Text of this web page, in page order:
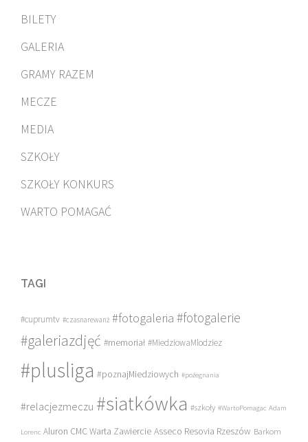
BILETY
GALERIA
GRAMY RAZEM
MECZE
MEDIA
SZKOŁY
SZKOŁY KONKURS
WARTO POMAGAĆ
TAGI
#cuprumtv #czasnarewanż #fotogaleria #fotogalerie
#galeriazdjęć #memoriał #MiedziowaMlodziez
#plusliga #poznajMiedziowych #pożegnania
#relacjezmeczu #siatkówka #szkoły #WartoPomagac Adam
Lorenc Aluron CMC Warta Zawiercie Asseco Resovia Rzeszów Barkom